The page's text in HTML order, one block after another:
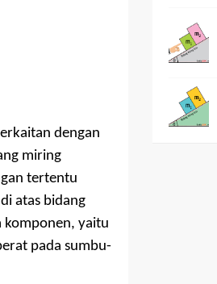
dengan
miring
tertentu
atas bidang
komponen, yaitu
pada sumbu-